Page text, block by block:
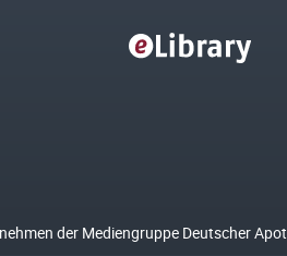
der Mediengruppe Deutscher